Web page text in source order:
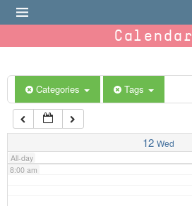
Calendar
Categories Tags
12 Wed
All-day
6:00 am
7:00 am
8:00 am